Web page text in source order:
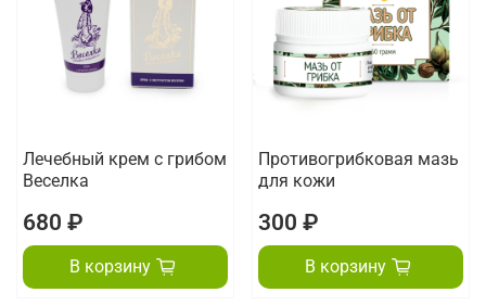
Лечебный крем с грибом
Веселка
680 ₽
В корзину
Противогрибковая мазь
для кожи
300 ₽
В корзину